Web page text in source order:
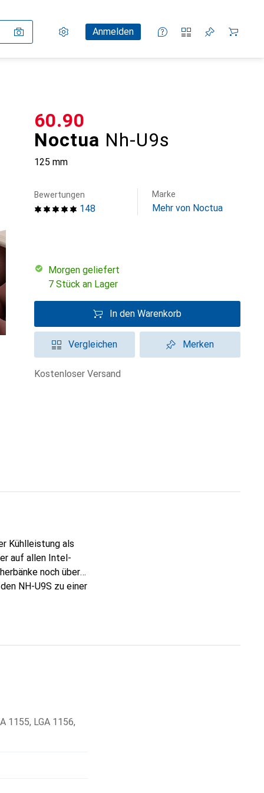
Einstellungen
KundenkontoAnmelden
Vergleichslisten
Merklisten
Warenkorb
Noctua Nh-U9s
125 mm
CHF
60.90
148
Bewertungen Marke
Mehr von Noctua
morgen geliefert
7 Stück an Lager
In den Warenkorb
Vergleichen Merken
kostenloser Versand
Kühlleistung als
auf allen Intel-
noch über
NH-U9S zu einer
1155, LGA 1156,